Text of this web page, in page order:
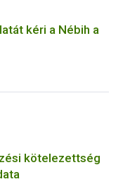
kéri a Nébih a
kötelezettség